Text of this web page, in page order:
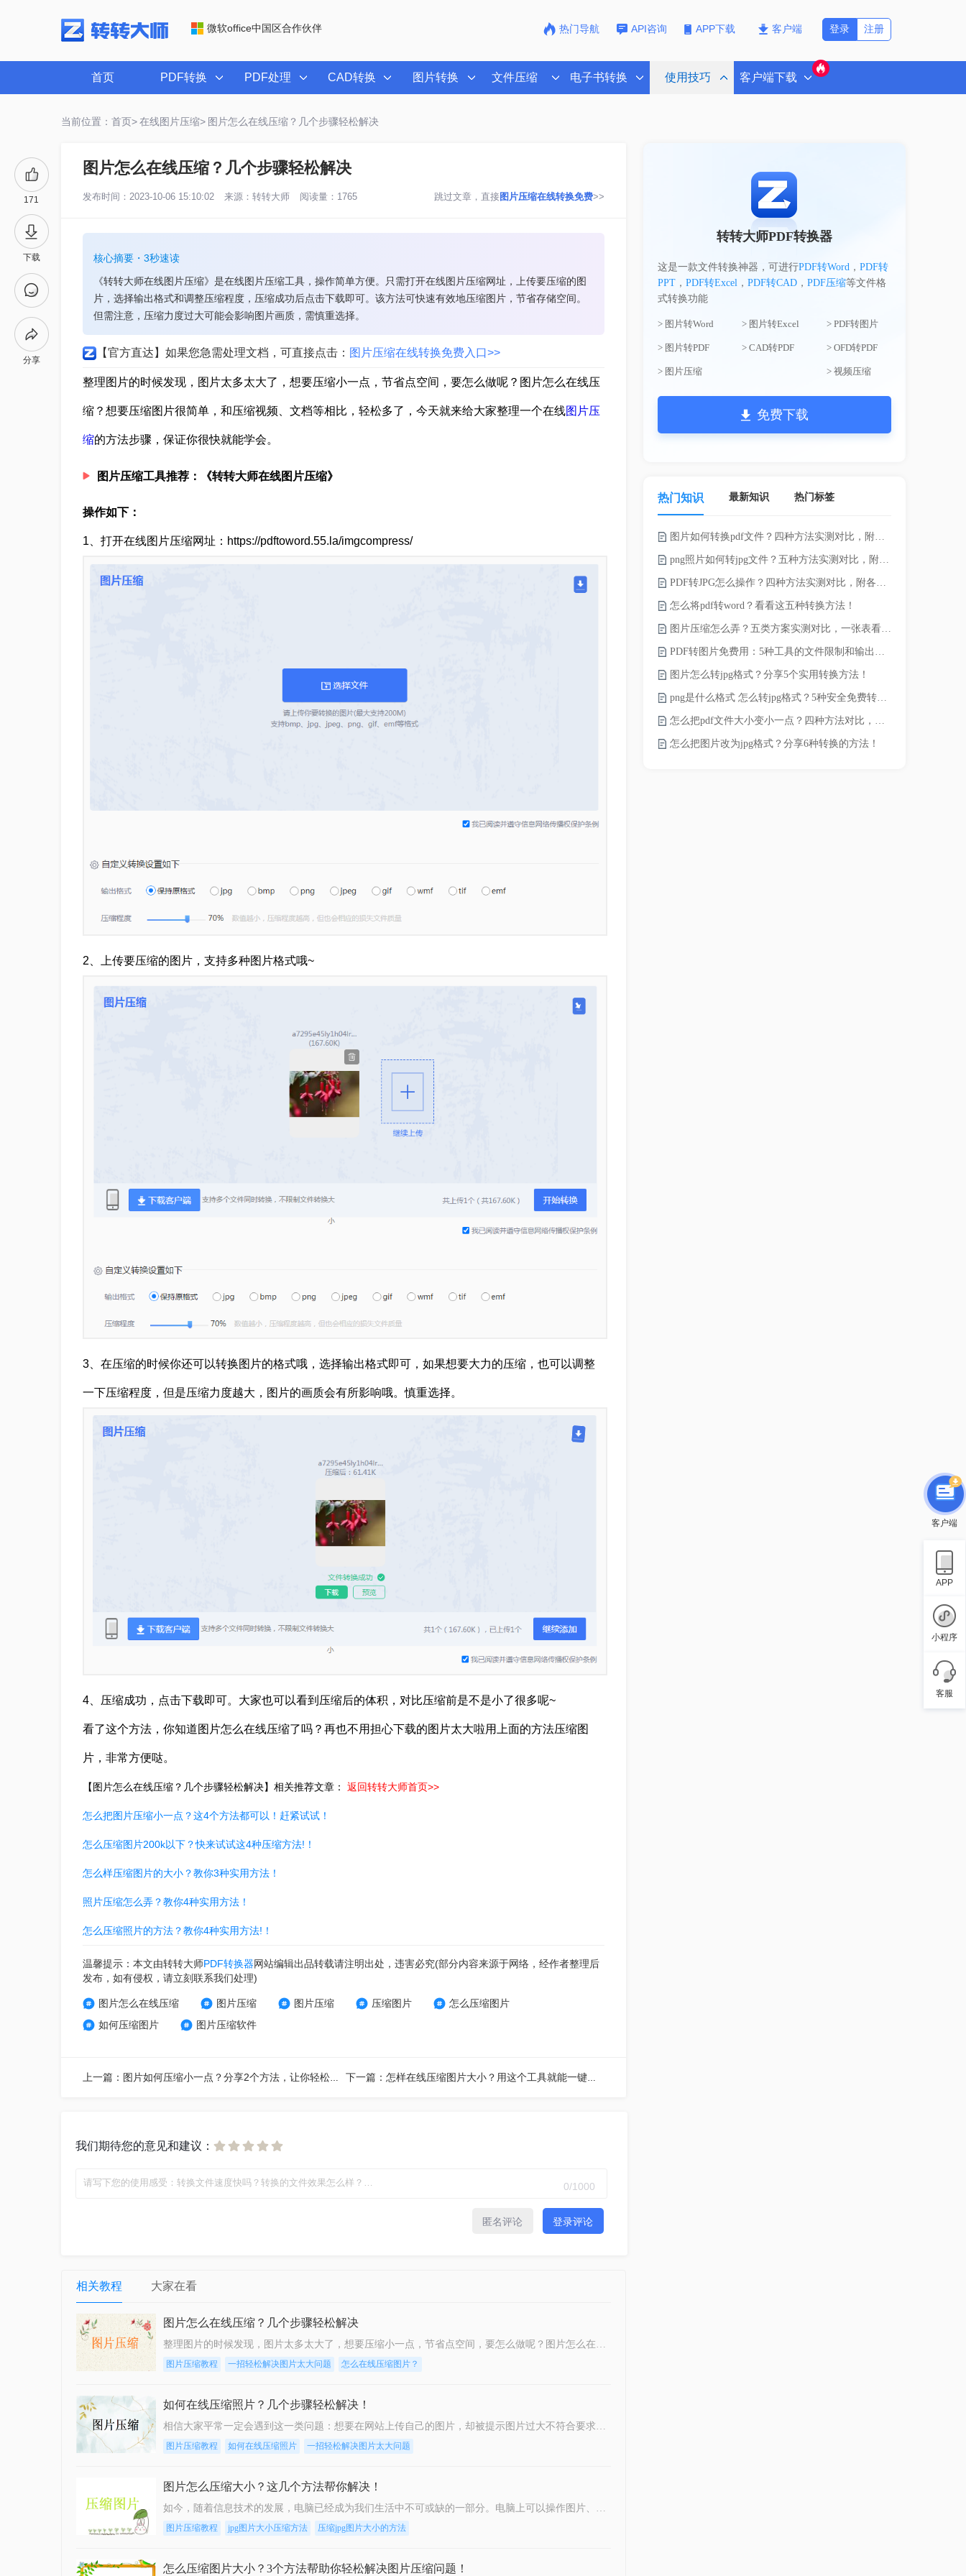
微软office中国区合作伙伴 热门导航 API咨询 APP下载 客户端 注册
登录
首页 PDF转换 PDF处理 CAD转换 图片转换 文件压缩 电子书转换 使用技巧 客户端下载
当前位置：首页> 在线图片压缩> 图片怎么在线压缩？几个步骤轻松解决
171
下载
分享
图片怎么在线压缩？几个步骤轻松解决
发布时间：2023-10-06 15:10:02 来源： 转转大师 阅读量：1765 跳过文章，直接图片压缩在线转换免费>>
核心摘要・3秒速读
《转转大师在线图片压缩》是在线图片压缩工具，操作简单方便。只需打开在线图片压缩网址，上传要压缩的图
片，选择输出格式和调整压缩程度，压缩成功后点击下载即可。该方法可快速有效地压缩图片，节省存储空间。
但需注意，压缩力度过大可能会影响图片画质，需慎重选择。
【官方直达】如果您急需处理文档，可直接点击： 图片压缩在线转换免费入口>>
整理图片的时候发现，图片太多太大了，想要压缩小一点，节省点空间，要怎么做呢？图片怎么在线压
缩？想要压缩图片很简单，和压缩视频、文档等相比，轻松多了，今天就来给大家整理一个在线图片压
缩的方法步骤，保证你很快就能学会。
图片压缩工具推荐：《转转大师在线图片压缩》
操作如下：
1、打开在线图片压缩网址：https://pdftoword.55.la/imgcompress/
2、上传要压缩的图片，支持多种图片格式哦~
3、在压缩的时候你还可以转换图片的格式哦，选择输出格式即可，如果想要大力的压缩，也可以调整
一下压缩程度，但是压缩力度越大，图片的画质会有所影响哦。慎重选择。
4、压缩成功，点击下载即可。大家也可以看到压缩后的体积，对比压缩前是不是小了很多呢~
看了这个方法，你知道图片怎么在线压缩了吗？再也不用担心下载的图片太大啦用上面的方法压缩图
片，非常方便哒。
【图片怎么在线压缩？几个步骤轻松解决】相关推荐文章： 返回转转大师首页>>
怎么把图片压缩小一点？这4个方法都可以！赶紧试试！
怎么压缩图片200k以下？快来试试这4种压缩方法!！
怎么样压缩图片的大小？教你3种实用方法！
照片压缩怎么弄？教你4种实用方法！
怎么压缩照片的方法？教你4种实用方法!！
温馨提示：本文由转转大师PDF转换器网站编辑出品转载请注明出处，违害必究(部分内容来源于网络，经作者整理后
发布，如有侵权，请立刻联系我们处理)
图片怎么在线压缩 图片压缩 图片压缩 压缩图片
怎么压缩图片
如何压缩图片
图片压缩软件
上一篇：图片如何压缩小一点？分享2个方法，让你轻松调整图片大小 下一篇：怎样在线压缩图片大小？用这个工具就能一键无损压缩图片！
转转大师PDF转换器
这是一款文件转换神器，可进行PDF转Word， PDF转
PPT， PDF转Excel， PDF转CAD， PDF压缩等文件格
式转换功能
> 图片转Word > 图片转Excel > PDF转图片
> 图片转PDF > CAD转PDF > OFD转PDF
> 图片压缩 > 视频压缩
免费下载
热门知识 最新知识 热门标签
图片如何转换pdf文件？四种方法实测对比，附各场景最优选！
png照片如何转jpg文件？五种方法实测对比，附各场景最优选!！
PDF转JPG怎么操作？四种方法实测对比，附各场景最优选！
怎么将pdf转word？看看这五种转换方法！
图片压缩怎么弄？五类方案实测对比，一张表看懂怎么选！
PDF转图片免费用：5种工具的文件限制和输出质量对比！
图片怎么转jpg格式？分享5个实用转换方法！
png是什么格式 怎么转jpg格式？5种安全免费转换方法全解析！
怎么把pdf文件大小变小一点？四种方法对比，一看就懂！
怎么把图片改为jpg格式？分享6种转换的方法！
我们期待您的意见和建议：
0/1000
匿名评论 登录评论
相关教程 大家在看
图片怎么在线压缩？几个步骤轻松解决
图片压缩教程 一招轻松解决图片太大问题 怎么在线压缩图片？
如何在线压缩照片？几个步骤轻松解决！
图片压缩教程 如何在线压缩照片 一招轻松解决图片太大问题
图片怎么压缩大小？这几个方法帮你解决！
图片压缩教程 jpg图片大小压缩方法 压缩jpg图片大小的方法
怎么压缩图片大小？3个方法帮助你轻松解决图片压缩问题！
客户端
APP
小程序
客服